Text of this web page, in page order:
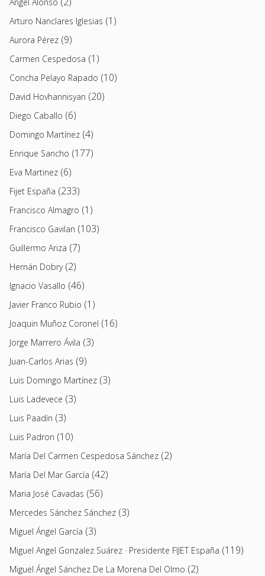
Arturo Nanclares Iglesias (1)
Aurora Pérez (9)
Carmen Cespedosa (1)
Concha Pelayo Rapado (10)
David Hovhannisyan (20)
Diego Caballo (6)
Domingo Martínez (4)
Enrique Sancho (177)
Eva Martinez (6)
Fijet España (233)
Francisco Almagro (1)
Francisco Gavilan (103)
Guillermo Ariza (7)
Hernán Dobry(2)
Ignacio Vasallo (46)
Javier Franco Rubio (1)
Joaquin Muñoz Coronel (16)
Jorge Marrero Ávila (3)
Juan-Carlos Arias (9)
Luis Domingo Martínez (3)
Luis Ladevece (3)
Luis Paadín (3)
Luis Padron (10)
María Del Carmen Cespedosa Sánchez (2)
María Del Mar García (42)
Maria José Cavadas (56)
Mercedes Sánchez Sánchez (3)
Miguel Ángel García (3)
Miguel Angel Gonzalez Suárez · Presidente FIJET España (119)
Miguel Ángel Sánchez De La Morena Del Olmo (2)